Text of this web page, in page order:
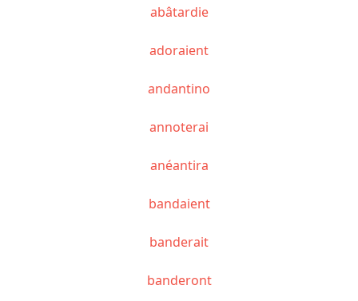
abâtardie
adoraient
andantino
annoterai
anéantira
bandaient
banderait
banderont